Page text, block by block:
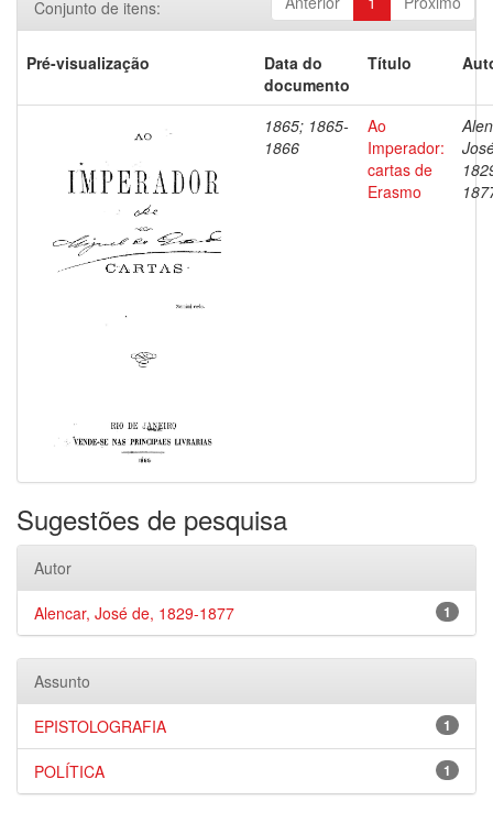
Conjunto de itens:
Pré-visualização
Data do
documento
Título
1865; 1865-
1866
Ao
Imperador:
cartas de
Erasmo
Sugestões de pesquisa
Autor
1
Alencar, José de, 1829-1877
Assunto
1
EPISTOLOGRAFIA
1
POLÍTICA